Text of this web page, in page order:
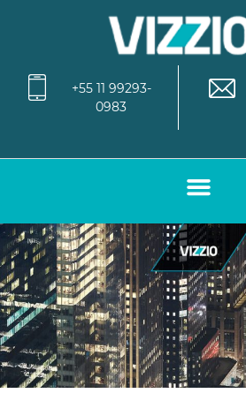
+55 11 99293-
0983